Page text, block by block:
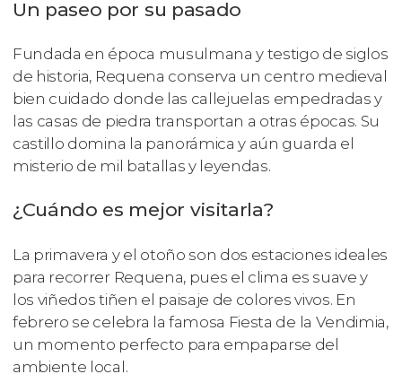
Un paseo por su pasado
Fundada en época musulmana y testigo de siglos
de historia, Requena conserva un centro medieval
bien cuidado donde las callejuelas empedradas y
las casas de piedra transportan a otras épocas. Su
castillo domina la panorámica y aún guarda el
misterio de mil batallas y leyendas.
¿Cuándo es mejor visitarla?
La primavera y el otoño son dos estaciones ideales
para recorrer Requena, pues el clima es suave y
los viñedos tiñen el paisaje de colores vivos. En
febrero se celebra la famosa Fiesta de la Vendimia,
un momento perfecto para empaparse del
ambiente local.